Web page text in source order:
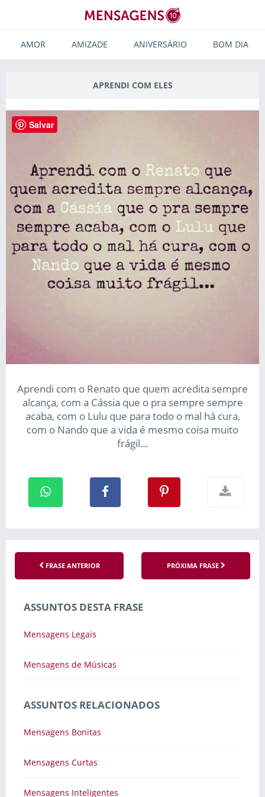
AMOR AMIZADE ANIVERSÁRIO BOM DIA
APRENDI COM ELES
Aprendi com o Renato que quem acredita sempre
alcança, com a Cássia que o pra sempre sempre
acaba, com o Lulu que para todo o mal há cura,
com o Nando que a vida é mesmo coisa muito
frágil…
FRASE ANTERIOR PRÓXIMA FRASE
ASSUNTOS DESTA FRASE
Mensagens Legais
Mensagens de Músicas
ASSUNTOS RELACIONADOS
Mensagens Bonitas
Mensagens Curtas
Mensagens Inteligentes
Salvar